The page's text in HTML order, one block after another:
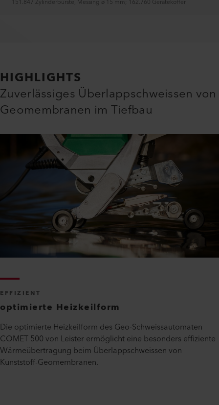
151.847 Zylinderbürste, Messing ø 15 mm; 162.760 Gerätekoffer
HIGHLIGHTS
Zuverlässiges Überlappschweissen von
Geomembranen im Tiefbau
EFFIZIENT
optimierte Heizkeilform
Die optimierte Heizkeilform des Geo-Schweissautomaten
COMET 500 von Leister ermöglicht eine besonders effiziente
Wärmeübertragung beim Überlappschweissen von
Kunststoff-Geomembranen.